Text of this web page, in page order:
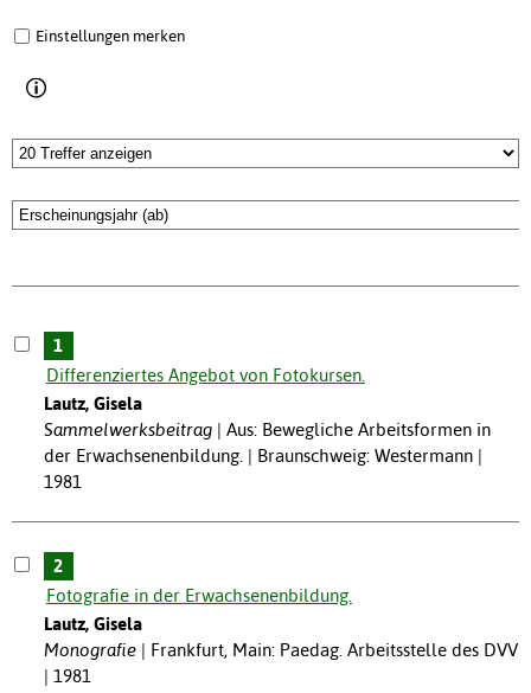
Einstellungen merken
1
Differenziertes Angebot von Fotokursen.
Lautz, Gisela
Sammelwerksbeitrag
Aus: Bewegliche Arbeitsformen in
der Erwachsenenbildung. | Braunschweig: Westermann |
1981
2
Fotografie in der Erwachsenenbildung.
Lautz, Gisela
Monografie
Frankfurt, Main: Paedag. Arbeitsstelle des DVV
| 1981